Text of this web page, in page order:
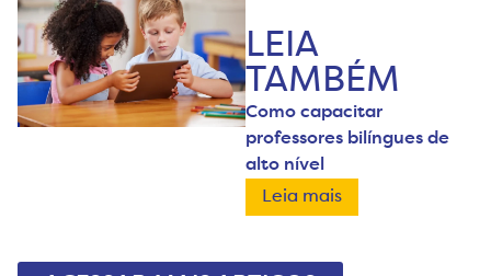
LEIA
TAMBÉM
Como capacitar
professores bilíngues de
alto nível
Leia mais